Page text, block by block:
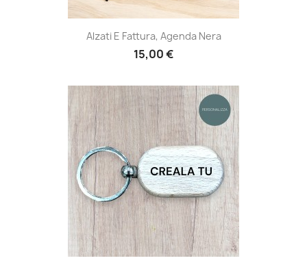
Alzati E Fattura, Agenda Nera
15,00 €